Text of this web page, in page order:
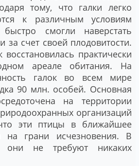
тому, что галки легко
к различным условиям
смогли наверстать
счет своей плодовитости.
восстановилась практически
ареале обитания. На
галок во всем мире
90 млн. особей. Основная
на территории
организаций
эти птицы в ближайшее
на грани исчезновения. В
они не требуют никаких